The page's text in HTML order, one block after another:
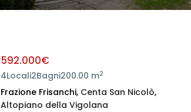
592.000€
Locali
4 Bagni
2 200.00 m2
Frazione Frisanchi, Centa San Nicolò,
Altopiano della Vigolana